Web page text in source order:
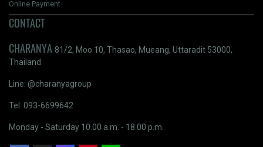
Online Payment
CONTACT
CHARANYA 81/2, Moo 10, Thasao, Mueang, Uttaradit 53000,
Thailand
Line: @charanyagroup
Tel: 093-6699642
Monday - Saturday 10.00 a.m. - 18.00 p.m.